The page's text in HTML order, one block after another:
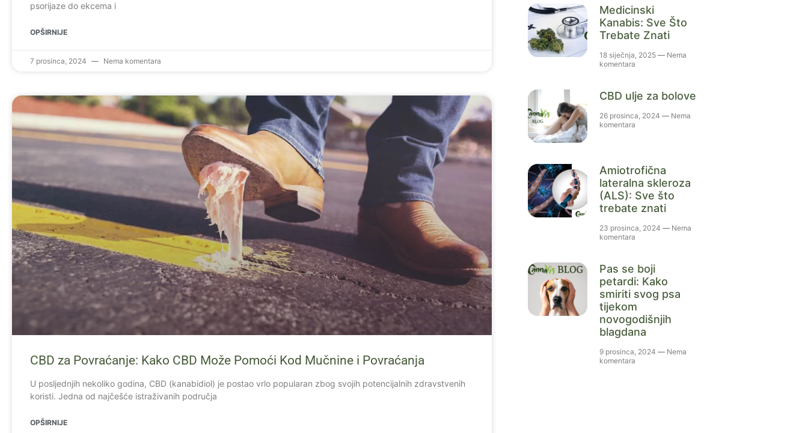
psorijaze do ekcema i
OPŠIRNIJE
7 prosinca, 2024 Nema komentara
CBD za Povraćanje: Kako CBD Može Pomoći Kod Mučnine i Povraćanja
U posljednjih nekoliko godina, CBD (kanabidiol) je postao vrlo popularan zbog svojih potencijalnih zdravstvenih
koristi. Jedna od najčešće istraživanih područja
OPŠIRNIJE
Medicinski
Kanabis: Sve Što
Trebate Znati
18 siječnja, 2025
Nema
komentara
CBD ulje za bolove
26 prosinca, 2024
Nema
komentara
Amiotrofična
lateralna skleroza
(ALS): Sve što
trebate znati
23 prosinca, 2024
Nema
komentara
Pas se boji
petardi: Kako
smiriti svog psa
tijekom
novogodišnjih
blagdana
9 prosinca, 2024
Nema
komentara